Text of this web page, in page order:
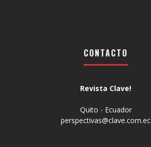
CONTACTO
Revista Clave!
Quito - Ecuador
perspectivas@clave.com.ec